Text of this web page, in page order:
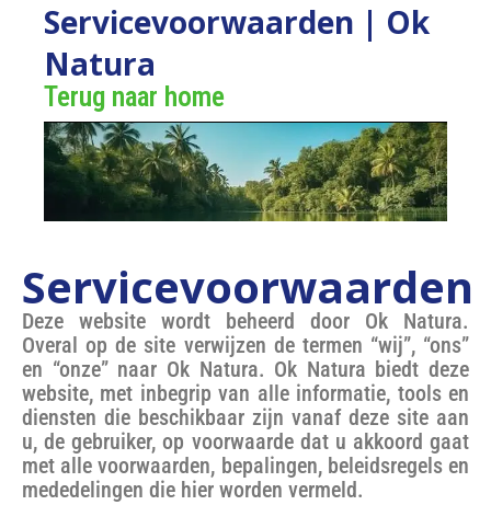
Servicevoorwaarden | Ok
Natura
Terug naar home
Servicevoorwaarden
Deze website wordt beheerd door Ok Natura.
Overal op de site verwijzen de termen “wij”, “ons”
en “onze” naar Ok Natura. Ok Natura biedt deze
website, met inbegrip van alle informatie, tools en
diensten die beschikbaar zijn vanaf deze site aan
u, de gebruiker, op voorwaarde dat u akkoord gaat
met alle voorwaarden, bepalingen, beleidsregels en
mededelingen die hier worden vermeld.